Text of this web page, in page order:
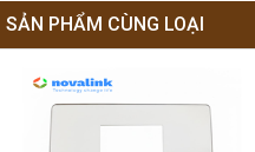
SẢN PHẨM CÙNG LOẠI